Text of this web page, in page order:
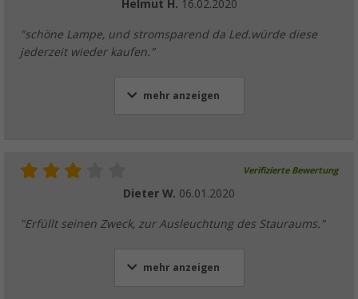
Helmut H. 16.02.2020
"schöne Lampe, und stromsparend da Led.würde diese
jederzeit wieder kaufen."
mehr anzeigen
Verifizierte Bewertung
Dieter W. 06.01.2020
"Erfüllt seinen Zweck, zur Ausleuchtung des Stauraums."
mehr anzeigen